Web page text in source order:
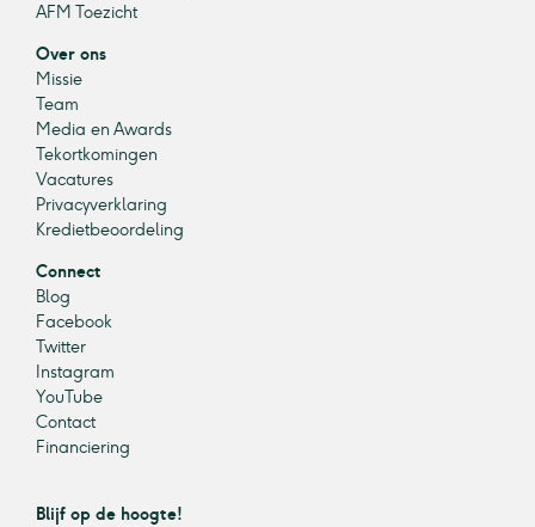
AFM Toezicht
Over ons
Missie
Team
Media en Awards
Tekortkomingen
Vacatures
Privacyverklaring
Kredietbeoordeling
Connect
Blog
Facebook
Twitter
Instagram
YouTube
Contact
Financiering
Blijf op de hoogte!